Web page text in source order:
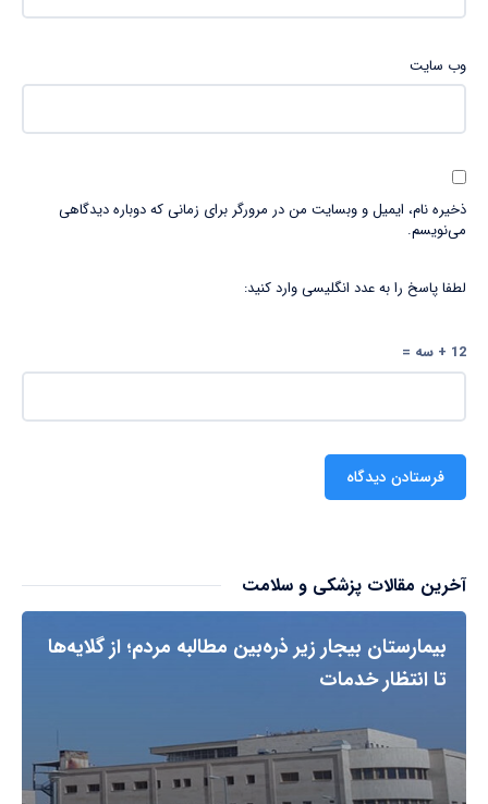
وب‌ سایت
ذخیره نام، ایمیل و وبسایت من در مرورگر برای زمانی که دوباره دیدگاهی
می‌نویسم.
لطفا پاسخ را به عدد انگلیسی وارد کنید:
12 + سه =
آخرین مقالات پزشکی و سلامت
بیمارستان بیجار زیر ذره‌بین مطالبه مردم؛ از گلایه‌ها
تا انتظار خدمات